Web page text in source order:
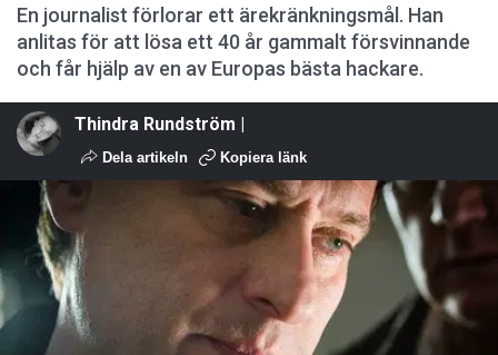
En journalist förlorar ett ärekränkningsmål. Han
anlitas för att lösa ett 40 år gammalt försvinnande
och får hjälp av en av Europas bästa hackare.
Thindra Rundström |
Dela artikeln Kopiera länk